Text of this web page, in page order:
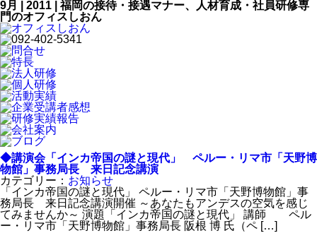
9月 | 2011 | 福岡の接待・接遇マナー、人材育成・社員研修専
門のオフィスしおん
◆講演会「インカ帝国の謎と現代」 ペルー・リマ市「天野博
物館」事務局長 来日記念講演
カテゴリー： お知らせ
「インカ帝国の謎と現代」 ペルー・リマ市「天野博物館」事
務局長 来日記念講演開催 ～あなたもアンデスの空気を感じ
てみませんか～ 演題「インカ帝国の謎と現代」 講師 ペル
ー・リマ市「天野博物館」事務局長 阪根 博 氏（ペ […]